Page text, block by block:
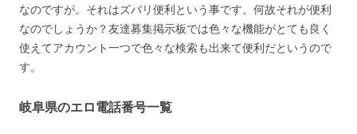
なのですが。それはズバリ便利という事です。何故それが便利
なのでしょうか？友達募集掲示板では色々な機能がとても良く
使えてアカウント一つで色々な検索も出来て便利だというので
す。
岐阜県のエロ電話番号一覧